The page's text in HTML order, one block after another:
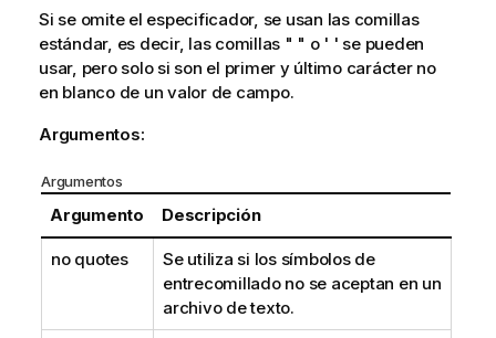
Si se omite el especificador, se usan las comillas
estándar, es decir, las comillas " " o ' ' se pueden
usar, pero solo si son el primer y último carácter no
en blanco de un valor de campo.
Argumentos:
Argumentos
Argumento Descripción
no quotes
Se utiliza si los símbolos de
entrecomillado no se aceptan en un
archivo de texto.